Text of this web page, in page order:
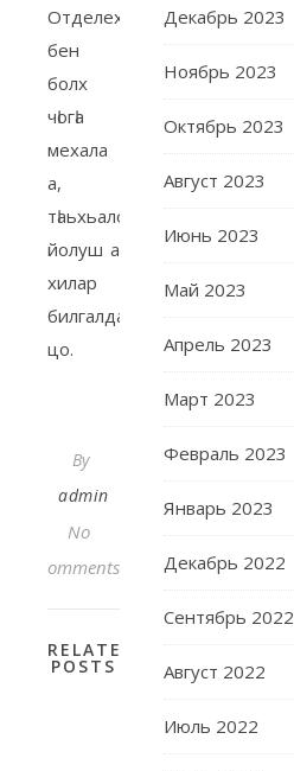
Отделехь
бен
болх
чӀогӀа
мехала
а,
тӀаьхьало
йолуш а
хилар
билгалдаьккхира
цо.
By
admin
No
Comments
RELATED
POSTS
Декабрь 2023
Ноябрь 2023
Октябрь 2023
Август 2023
Июнь 2023
Май 2023
Апрель 2023
Март 2023
Февраль 2023
Январь 2023
Декабрь 2022
Сентябрь 2022
Август 2022
Июль 2022